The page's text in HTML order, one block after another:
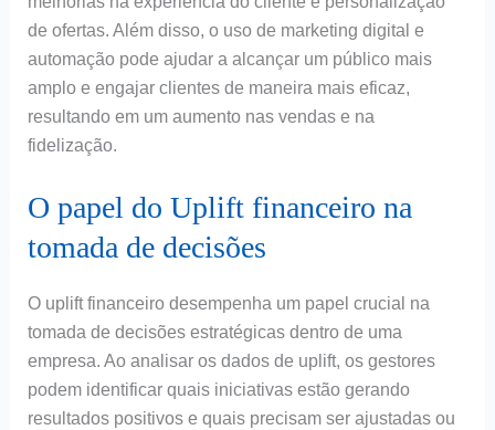
de ofertas. Além disso, o uso de marketing digital e
automação pode ajudar a alcançar um público mais
amplo e engajar clientes de maneira mais eficaz,
resultando em um aumento nas vendas e na
fidelização.
O papel do Uplift financeiro na
tomada de decisões
O uplift financeiro desempenha um papel crucial na
tomada de decisões estratégicas dentro de uma
empresa. Ao analisar os dados de uplift, os gestores
podem identificar quais iniciativas estão gerando
resultados positivos e quais precisam ser ajustadas ou